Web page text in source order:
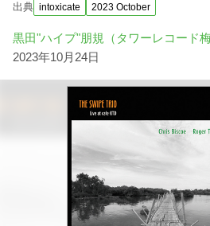
出典 intoxicate 2023 October
黒田"ハイプ"朋規（タワーレコード
2023年10月24日